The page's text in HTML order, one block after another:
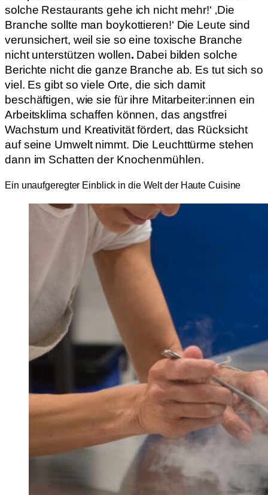
solche Restaurants gehe ich nicht mehr!‘ ‚Die
Branche sollte man boykottieren!‘ Die Leute sind
verunsichert, weil sie so eine toxische Branche
nicht unterstützen wollen. Dabei bilden solche
Berichte nicht die ganze Branche ab. Es tut sich so
viel. Es gibt so viele Orte, die sich damit
beschäftigen, wie sie für ihre Mitarbeiter:innen ein
Arbeitsklima schaffen können, das angstfrei
Wachstum und Kreativität fördert, das Rücksicht
auf seine Umwelt nimmt. Die Leuchttürme stehen
dann im Schatten der Knochenmühlen.
Ein unaufgeregter Einblick in die Welt der Haute Cuisine